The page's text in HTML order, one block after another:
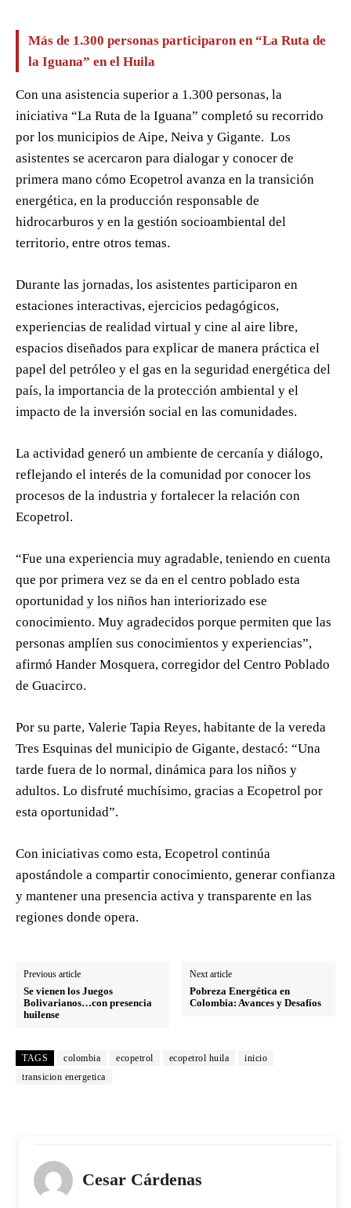
Más de 1.300 personas participaron en “La Ruta de
la Iguana” en el Huila
Con una asistencia superior a 1.300 personas, la
iniciativa “La Ruta de la Iguana” completó su recorrido
por los municipios de Aipe, Neiva y Gigante. Los
asistentes se acercaron para dialogar y conocer de
primera mano cómo Ecopetrol avanza en la transición
energética, en la producción responsable de
hidrocarburos y en la gestión socioambiental del
territorio, entre otros temas.
Durante las jornadas, los asistentes participaron en
estaciones interactivas, ejercicios pedagógicos,
experiencias de realidad virtual y cine al aire libre,
espacios diseñados para explicar de manera práctica el
papel del petróleo y el gas en la seguridad energética del
país, la importancia de la protección ambiental y el
impacto de la inversión social en las comunidades.
La actividad generó un ambiente de cercanía y diálogo,
reflejando el interés de la comunidad por conocer los
procesos de la industria y fortalecer la relación con
Ecopetrol.
“Fue una experiencia muy agradable, teniendo en cuenta
que por primera vez se da en el centro poblado esta
oportunidad y los niños han interiorizado ese
conocimiento. Muy agradecidos porque permiten que las
personas amplíen sus conocimientos y experiencias”,
afirmó Hander Mosquera, corregidor del Centro Poblado
de Guacirco.
Por su parte, Valerie Tapia Reyes, habitante de la vereda
Tres Esquinas del municipio de Gigante, destacó: “Una
tarde fuera de lo normal, dinámica para los niños y
adultos. Lo disfruté muchísimo, gracias a Ecopetrol por
esta oportunidad”.
Con iniciativas como esta, Ecopetrol continúa
apostándole a compartir conocimiento, generar confianza
y mantener una presencia activa y transparente en las
regiones donde opera.
Previous article
Se vienen los Juegos
Bolivarianos…con presencia
huilense
Next article
Pobreza Energética en
Colombia: Avances y Desafíos
TAGS colombia ecopetrol ecopetrol huila
inicio
transicion energetica
Cesar Cárdenas